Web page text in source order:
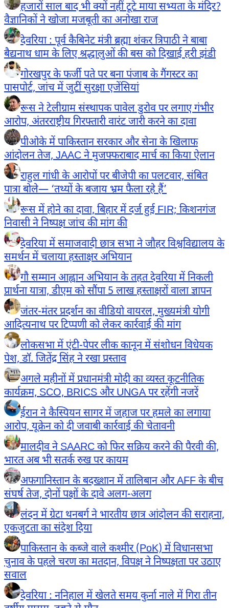
हजारों साल बाद भी क्यों नहीं टूटे माया सभ्यता के मंदिर?
वैज्ञानिकों ने खोजा मजबूती का अनोखा राज
देवरिया : पूर्व कैबिनेट मंत्री ब्रह्मा शंकर त्रिपाठी ने बाबा
बैद्यनाथ धाम के लिए श्रद्धालुओं की बस को दिखाई हरी झंडी
गोरखपुर के फर्जी पते पर बना पंजाब के गैंगस्टर का
पासपोर्ट, जांच में जुटीं सुरक्षा एजेंसियां
रूस ने टेलीग्राम संस्थापक पावेल डुरोव पर लगाए गंभीर
आरोप, अंतरराष्ट्रीय गिरफ्तारी वारंट जारी करने का दावा
पीओके में पाकिस्तान सरकार और सेना के खिलाफ
आंदोलन तेज, JAAC ने मुजफ्फराबाद मार्च का किया ऐलान
राहुल गांधी के आरोपों पर बीजेपी का पलटवार, संबित
पात्रा बोले— ‘तथ्यों के बजाय भ्रम फैला रहे हैं’
रूस में होने का दावा, बिहार में दर्ज हुई FIR; किशनगंज
निवासी ने निष्पक्ष जांच की मांग की
देवरिया में समाजवादी छात्र सभा ने जौहर विश्वविद्यालय के
समर्थन में चलाया हस्ताक्षर अभियान
गौ सम्मान आह्वान अभियान के तहत देवरिया में निकली
प्रार्थना यात्रा, डीएम को सौंपा 5 लाख हस्ताक्षरों वाला ज्ञापन
जंतर-मंतर प्रदर्शन का वीडियो वायरल, मुख्यमंत्री योगी
आदित्यनाथ पर टिप्पणी को लेकर कार्रवाई की मांग
लोकसभा में एंटी-पेपर लीक कानून में संशोधन विधेयक
पेश, डॉ. जितेंद्र सिंह ने रखा प्रस्ताव
अगले महीनों में प्रधानमंत्री मोदी का व्यस्त कूटनीतिक
कार्यक्रम, SCO, BRICS और UNGA पर रहेंगी नजरें
ईरान ने कैस्पियन सागर में जहाज पर हमले का लगाया
आरोप, यूक्रेन को दी जवाबी कार्रवाई की चेतावनी
मालदीव ने SAARC को फिर सक्रिय करने की पैरवी की,
भारत अब भी सतर्क रुख पर कायम
अफगानिस्तान के बदख्शान में तालिबान और AFF के बीच
संघर्ष तेज, दोनों पक्षों के दावे अलग-अलग
लंदन में ग्रेटा थनबर्ग ने भारतीय छात्र आंदोलन की सराहना,
एकजुटता का संदेश दिया
पाकिस्तान के कब्जे वाले कश्मीर (PoK) में विधानसभा
चुनाव के पहले चरण का मतदान, विपक्ष ने निष्पक्षता पर उठाए
सवाल
देवरिया : ननिहाल में खेलते समय कुर्ना नाले में गिरा तीन